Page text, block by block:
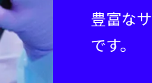
豊富な
です。